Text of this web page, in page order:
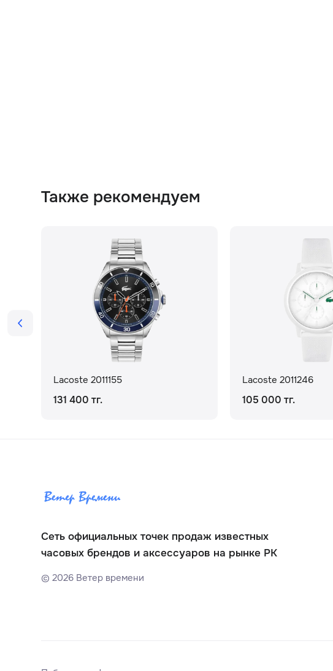
Также рекомендуем
Lacoste 2011155
131 400 тг.
Lacoste 2011246
105 000 тг.
Сеть официальных точек продаж известных
часовых брендов и аксессуаров на рынке РК
©2026 Ветер времени